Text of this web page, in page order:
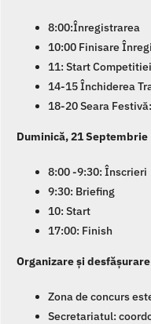
8:00:Înregistrarea
10:00 Finisare
11: Start
14-15 Închiderea
18-20 Seara Festivă:
Duminică, 21 Septembrie
8:00 -9:30: Înscrieri
9:30: Briefing
10: Start
17:00: Finish
Organizare și
Zona de concurs
Secretariatul: